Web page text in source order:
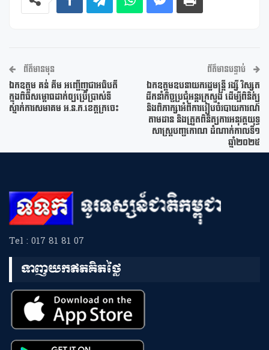
ព័ត៌មានមុន
ឯកឧត្តម គន់ គីម អញ្ជើញជាអធិបតី
ក្នុងពិធីសម្ពោធដាក់ឲ្យប្រើប្រាស់ទី
ស្នាក់ការសមាគម អ.ន.ក.ខេត្តក្រចេះ
ព័ត៌មានបន្ទាប់
ឯកឧត្តមឧបនាយករដ្ឋមន្ត្រី វង្សី វិស្សុត
ដឹកនាំកិច្ចប្រជុំអន្តរក្រសួង ដើម្បីពិនិត្យ
និងពិភាក្សាអំពីការរៀបចំរបាយការណ៍
តាមដាន និងត្រួតពិនិត្យការអនុវត្តយុទ្ធ
សាស្ត្របញ្ចកោណ ដំណាក់កាលទី១
ឆ្នាំ២០២៥
Tel : 017 81 81 07
ទាញយកឥតគិតថ្លៃ